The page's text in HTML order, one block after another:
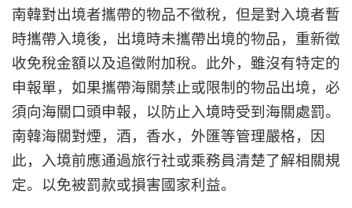
南韓對出境者攜帶的物品不徵稅，但是對入境者暫
時攜帶入境後，出境時未攜帶出境的物品，重新徵
收免稅金額以及追徵附加稅。此外，雖沒有特定的
申報單，如果攜帶海關禁止或限制的物品出境，必
須向海關口頭申報，以防止入境時受到海關處罰。
南韓海關對煙，酒，香水，外匯等管理嚴格，因
此，入境前應通過旅行社或乘務員清楚了解相關規
定。以免被罰款或損害國家利益。